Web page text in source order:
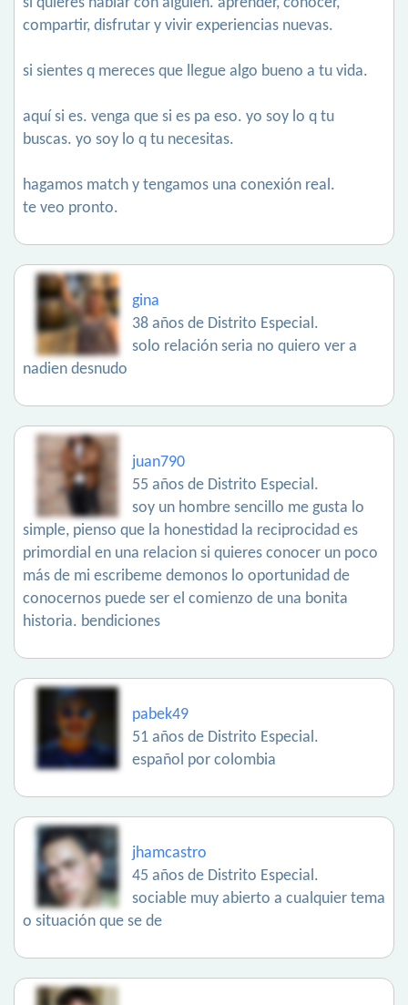
compartir, disfrutar y vivir experiencias nuevas.
si sientes q mereces que llegue algo bueno a tu vida.
aquí si es. venga que si es pa eso. yo soy lo q tu
buscas. yo soy lo q tu necesitas.
hagamos match y tengamos una conexión real.
te veo pronto.
gina
38 años de Distrito Especial.
solo relación seria no quiero ver a
nadien desnudo
juan790
55 años de Distrito Especial.
soy un hombre sencillo me gusta lo
simple, pienso que la honestidad la reciprocidad es
primordial en una relacion si quieres conocer un poco
más de mi escribeme demonos lo oportunidad de
conocernos puede ser el comienzo de una bonita
historia. bendiciones
pabek49
51 años de Distrito Especial.
español por colombia
jhamcastro
45 años de Distrito Especial.
sociable muy abierto a cualquier tema
o situación que se de